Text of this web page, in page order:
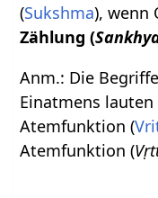
(Sukshma), wenn
Zählung (
Anm.: Die
Einatmens
Atemfunktion (
Atemfunktion (